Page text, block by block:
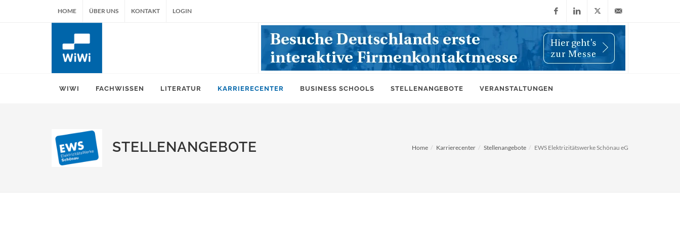
HOME ÜBER UNS KONTAKT LOGIN
FacebookLinkedIn
X
(Twitter)
info@wiwi-
WIWI FACHWISSEN LITERATUR KARRIERECENTER BUSINESS SCHOOLS STELLENANGEBOTE VERANSTALTUNGEN
STELLENANGEBOTE Home Karrierecenter Stellenangebote EWS Elektrizitätswerke Schönau eG